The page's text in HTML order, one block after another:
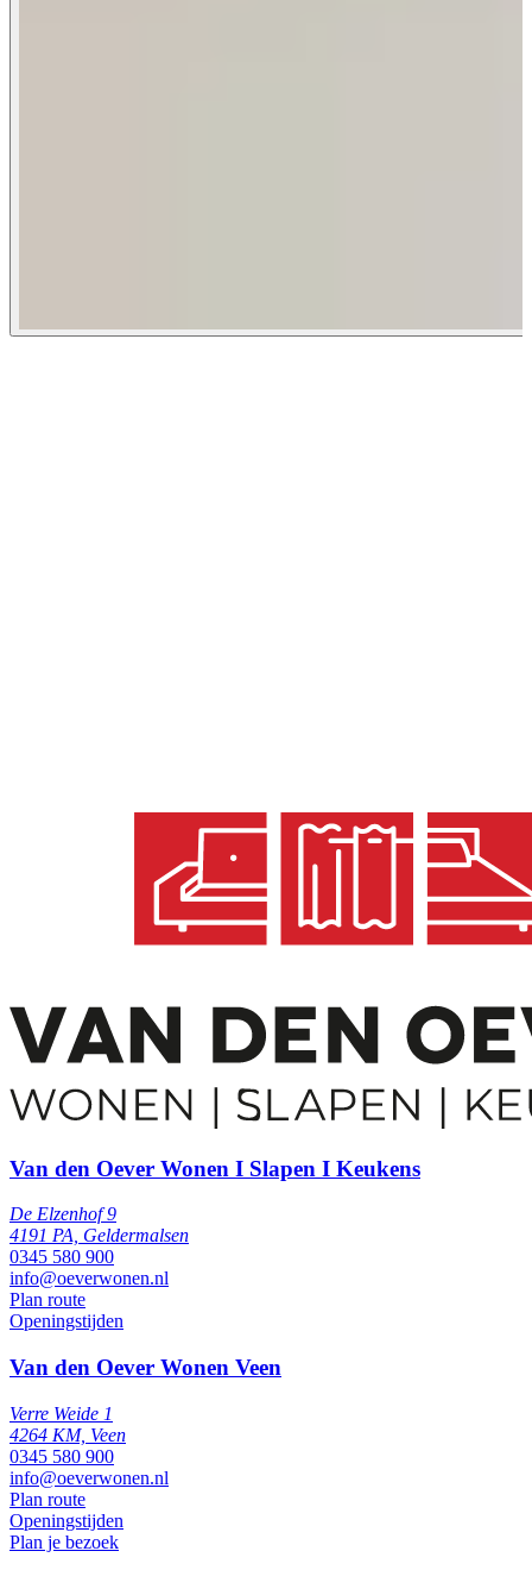
Van den Oever Wonen I Slapen I Keukens
De Elzenhof 9
4191 PA, Geldermalsen
0345 580 900
info@oeverwonen.nl
Plan route
Openingstijden
Van den Oever Wonen Veen
Verre Weide 1
4264 KM, Veen
0345 580 900
info@oeverwonen.nl
Plan route
Openingstijden
Plan je bezoek